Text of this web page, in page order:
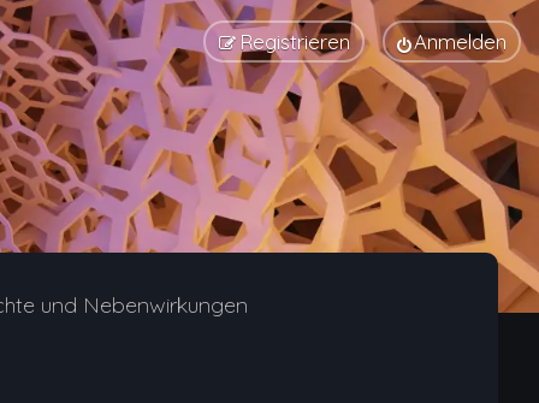
Anmelden
Registrieren
und Nebenwirkungen